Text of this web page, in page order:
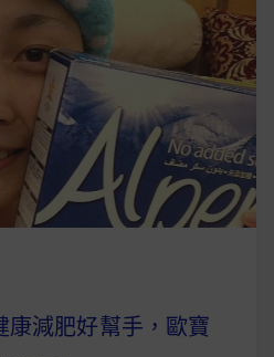
：燕麥、麵包還有餅乾，
款隔夜更美味的燕麥粥
康減肥好幫手，歐寶